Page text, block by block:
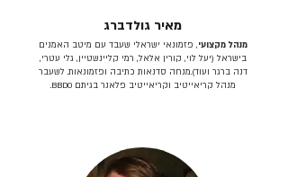
מאיר גולדברג
מנהל מקצועי, פזמונאי ישראלי שעבד עם מיטב האמנים
בישראל (יעל לוי, קורין אלאל, רמי קליינשטיין, גלי עטרי,
דנה ברגר ועוד).מנחה סדנאות כתיבה ופזמונאות. לשעבר
מנהל קריאייטיב וקריאייטיב פלאנר בגיתם BBDO.